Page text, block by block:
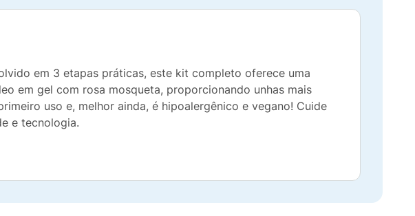
em 3 etapas práticas, este kit completo oferece uma
em gel com rosa mosqueta, proporcionando unhas mais
uso e, melhor ainda, é hipoalergênico e vegano! Cuide
e tecnologia.